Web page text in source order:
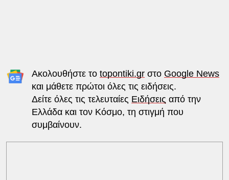
Ακολουθήστε το topontiki.grστο Google News
και μάθετε πρώτοι όλες τις ειδήσεις.
Δείτε όλες τις τελευταίες Ειδήσεις από την
Ελλάδα και τον Κόσμο, τη στιγμή που
συμβαίνουν.